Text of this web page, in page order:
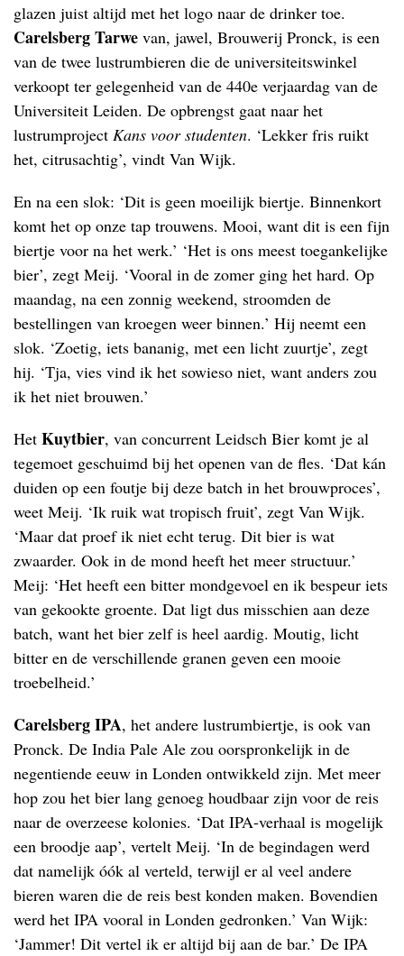
glazen juist altijd met het logo naar de drinker toe.
Carelsberg Tarwe van, jawel, Brouwerij Pronck, is een
van de twee lustrumbieren die de universiteitswinkel
verkoopt ter gelegenheid van de 440e verjaardag van de
Universiteit Leiden. De opbrengst gaat naar het
lustrumproject Kans voor studenten. ‘Lekker fris ruikt
het, citrusachtig’, vindt Van Wijk.
En na een slok: ‘Dit is geen moeilijk biertje. Binnenkort
komt het op onze tap trouwens. Mooi, want dit is een fijn
biertje voor na het werk.’ ‘Het is ons meest toegankelijke
bier’, zegt Meij. ‘Vooral in de zomer ging het hard. Op
maandag, na een zonnig weekend, stroomden de
bestellingen van kroegen weer binnen.’ Hij neemt een
slok. ‘Zoetig, iets bananig, met een licht zuurtje’, zegt
hij. ‘Tja, vies vind ik het sowieso niet, want anders zou
ik het niet brouwen.’
Het Kuytbier, van concurrent Leidsch Bier komt je al
tegemoet geschuimd bij het openen van de fles. ‘Dat kán
duiden op een foutje bij deze batch in het brouwproces’,
weet Meij. ‘Ik ruik wat tropisch fruit’, zegt Van Wijk.
‘Maar dat proef ik niet echt terug. Dit bier is wat
zwaarder. Ook in de mond heeft het meer structuur.’
Meij: ‘Het heeft een bitter mondgevoel en ik bespeur iets
van gekookte groente. Dat ligt dus misschien aan deze
batch, want het bier zelf is heel aardig. Moutig, licht
bitter en de verschillende granen geven een mooie
troebelheid.’
Carelsberg IPA, het andere lustrumbiertje, is ook van
Pronck. De India Pale Ale zou oorspronkelijk in de
negentiende eeuw in Londen ontwikkeld zijn. Met meer
hop zou het bier lang genoeg houdbaar zijn voor de reis
naar de overzeese kolonies. ‘Dat IPA-verhaal is mogelijk
een broodje aap’, vertelt Meij. ‘In de begindagen werd
dat namelijk óók al verteld, terwijl er al veel andere
bieren waren die de reis best konden maken. Bovendien
werd het IPA vooral in Londen gedronken.’ Van Wijk:
‘Jammer! Dit vertel ik er altijd bij aan de bar.’ De IPA